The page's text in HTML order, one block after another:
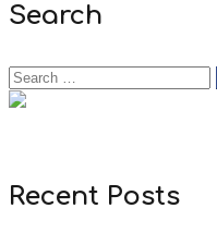
Search
Recent Posts